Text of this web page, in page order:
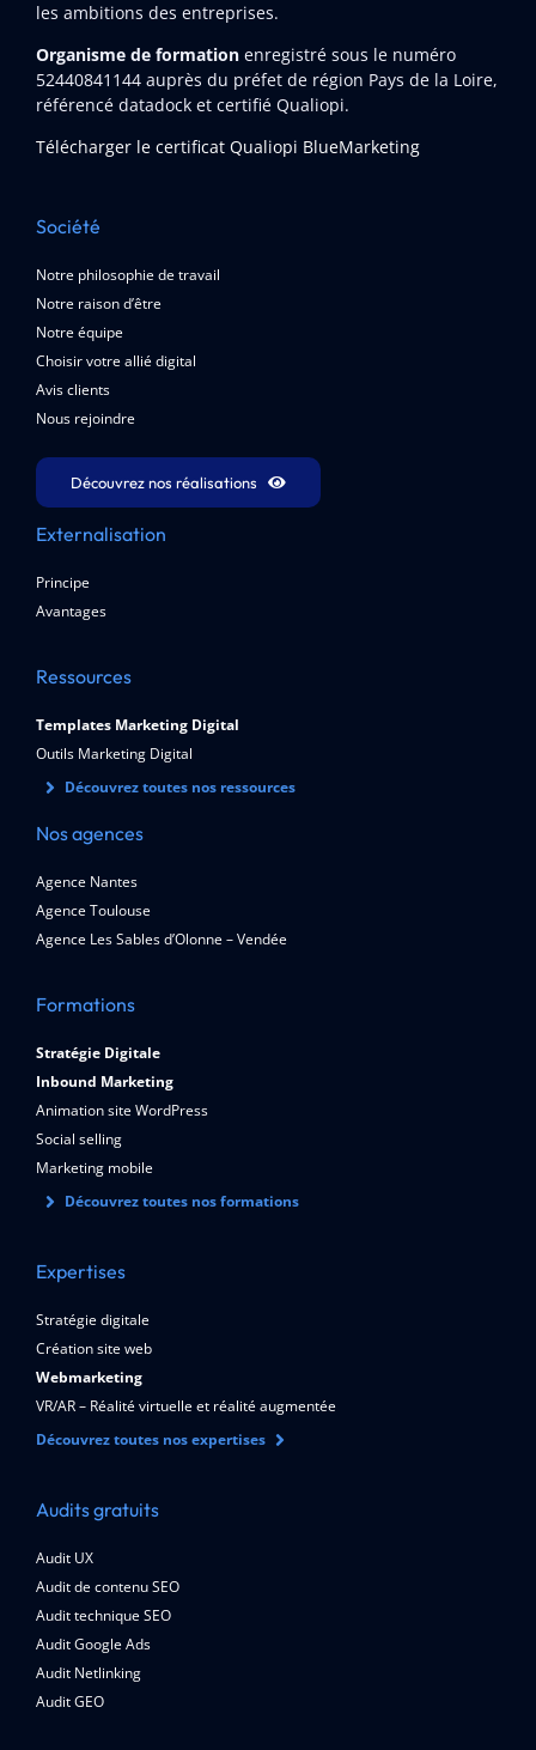
les ambitions des entreprises.
Organisme de formation enregistré sous le numéro
52440841144auprès du préfet de région Pays de la Loire,
référencé datadock et certifié Qualiopi.
Télécharger le certificat Qualiopi BlueMarketing
Société
Notre philosophie de travail
Notre raison d’être
Notre équipe
Choisir votre allié digital
Avis clients
Nous rejoindre
Découvrez nos réalisations
Externalisation
Principe
Avantages
Ressources
Templates Marketing Digital
Outils Marketing Digital
Découvrez toutes nos ressources
Nos agences
Agence Nantes
Agence Toulouse
Agence Les Sables d’Olonne – Vendée
Formations
Stratégie Digitale
Inbound Marketing
Animation site WordPress
Social selling
Marketing mobile
Découvrez toutes nos formations
Expertises
Stratégie digitale
Création site web
Webmarketing
VR/AR – Réalité virtuelle et réalité augmentée
Découvrez toutes nos expertises
Audits gratuits
Audit UX
Audit de contenu SEO
Audit technique SEO
Audit Google Ads
Audit Netlinking
Audit GEO